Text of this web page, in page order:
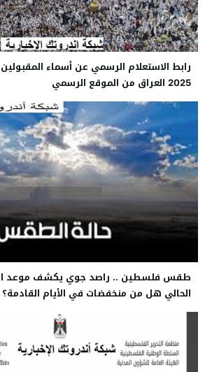
رابط الاستعلام الرسمي عن أسماء
2025 العراق من الموقع الرسمي
طقس فلسطين .. راصد جوي يكشف موعد
الحالي هل من منخفضات في الأيام القادمة؟